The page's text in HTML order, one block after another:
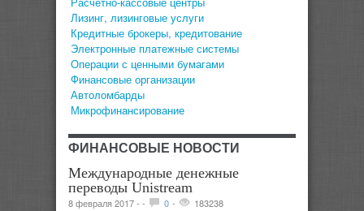
Лизинг, лизинговые услуги
Кредитные брокеры, кредитование
Электронные платежные системы
Операции с ценными бумагами
Финансовые организации
Автоломбарды
Микрофинансирование
ФИНАНСОВЫЕ НОВОСТИ
Международные денежные
переводы Unistream
8 февраля 2017 - - 0 - 183238